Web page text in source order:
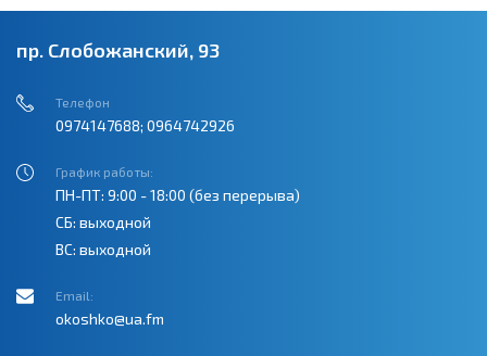
пр. Слобожанский, 93
Телефон
0974147688; 0964742926
График работы:
ПН-ПТ: 9:00 - 18:00 (без перерыва)
СБ: выходной
ВС: выходной
Email:
okoshko@ua.fm